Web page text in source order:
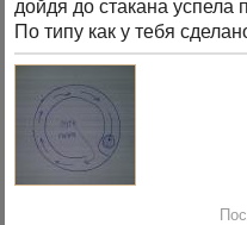
дойдя до стакана успела
По типу как у тебя